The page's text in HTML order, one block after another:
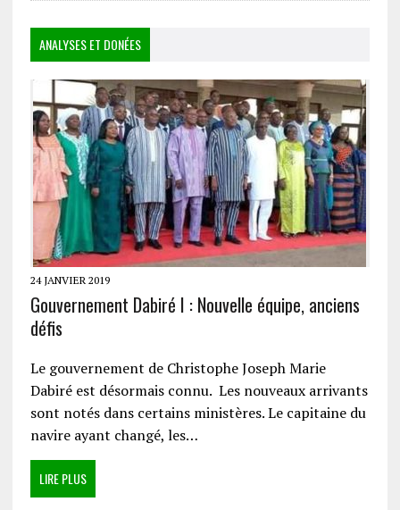
ANALYSES ET DONÉES
24 JANVIER 2019
Gouvernement Dabiré I : Nouvelle équipe, anciens
défis
Le gouvernement de Christophe Joseph Marie
Dabiré est désormais connu. Les nouveaux arrivants
sont notés dans certains ministères. Le capitaine du
navire ayant changé, les…
LIRE PLUS